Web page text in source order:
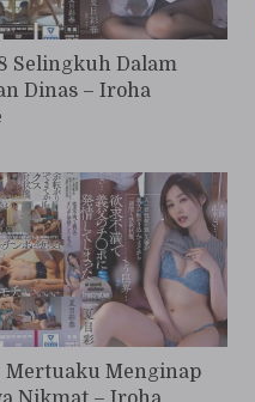
Selingkuh Dalam
Dinas – Iroha
Mertuaku Menginap